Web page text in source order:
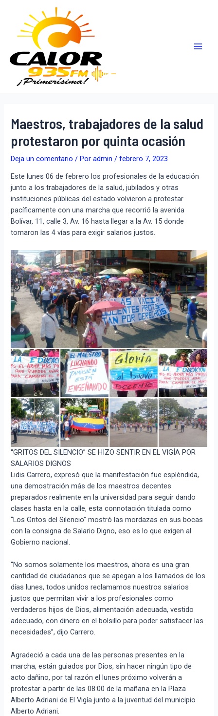
Maestros, trabajadores de la salud
protestaron por quinta ocasión
Deja un comentario / Poradmin /febrero 7, 2023
Este lunes 06 de febrero los profesionales de la educación
junto a los trabajadores de la salud, jubilados y otras
instituciones públicas del estado volvieron a protestar
pacíficamente con una marcha que recorrió la avenida
Bolívar, 11, calle 3, Av. 16 hasta llegar a la Av. 15 donde
tomaron las 4 vías para exigir salarios justos.
“GRITOS DEL SILENCIO” SE HIZO SENTIR EN EL VIGÍA POR
SALARIOS DIGNOS
Lidis Carrero, expresó que la manifestación fue espléndida,
una demostración más de los maestros decentes
preparados realmente en la universidad para seguir dando
clases hasta en la calle, esta connotación titulada como
“Los Gritos del Silencio” mostró las mordazas en sus bocas
con la consigna de Salario Digno, eso es lo que exigen al
Gobierno nacional.
“No somos solamente los maestros, ahora es una gran
cantidad de ciudadanos que se apegan a los llamados de los
días lunes, todos unidos reclamamos nuestros salarios
justos que permitan vivir a los profesionales como
verdaderos hijos de Dios, alimentación adecuada, vestido
adecuado, con dinero en el bolsillo para poder satisfacer las
necesidades”, dijo Carrero.
Agradeció a cada una de las personas presentes en la
marcha, están guiados por Dios, sin hacer ningún tipo de
acto dañino, por tal razón el lunes próximo volverán a
protestar a partir de las 08:00 de la mañana en la Plaza
Alberto Adriani de El Vigía junto a la juventud del municipio
Alberto Adriani.